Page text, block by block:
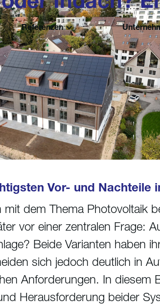
Referenzen
Vor- und Nachteile
mit dem Thema Photovoltaik
vor einer zentralen Frage:
Beide Varianten haben
sich jedoch deutlich in
Anforderungen. In diesem
Herausforderung beider